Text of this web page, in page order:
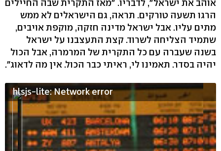
אוהב את ישראל", לדבריו. "מאז התקרית שבה החיילים
הרגו תשעה טורקים. תראה, גם הישראלים לא ממש
מתים עליו. אבל ישראל מדינה חזקה, מוקפת אויבים,
שתמיד הצליחה לשרוד. קצת התעצבנו על ישראל
בשנה שעברה עם כל התקרית של המרמרה, אבל הכול
יהיה בסדר. תאמינו לי, ראיתי כבר הכול. אין מה לדאוג".
hlsjs-lite: Network error